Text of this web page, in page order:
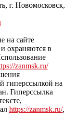
г. Новомосковск,
на сайте
охраняются в
zanmsk.ru/
гиперссылкой на
Гиперссылка
https://zanmsk.ru/,